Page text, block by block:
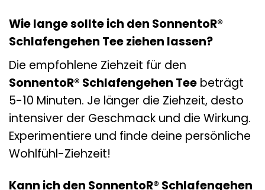
Wie lange sollte ich den SonnentoR®
Schlafengehen Tee ziehen lassen?
Die empfohlene Ziehzeit für den
SonnentoR® Schlafengehen Tee beträgt
5-10 Minuten. Je länger die Ziehzeit, desto
intensiver der Geschmack und die Wirkung.
Experimentiere und finde deine persönliche
Wohlfühl-Ziehzeit!
Kann ich den SonnentoR® Schlafengehen